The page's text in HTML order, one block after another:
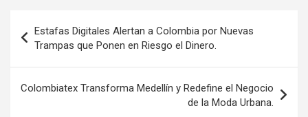
de
entradas
Estafas Digitales Alertan a Colombia por Nuevas
Trampas que Ponen en Riesgo el Dinero.
Colombiatex Transforma Medellín y Redefine el Negocio
de la Moda Urbana.